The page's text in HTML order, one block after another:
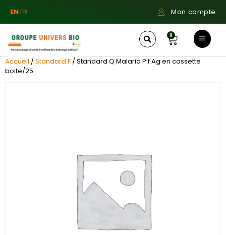
ENFR Mon compte
0
Accueil /Standard F / Standard Q Malaria P.f Ag en cassette
boite/25